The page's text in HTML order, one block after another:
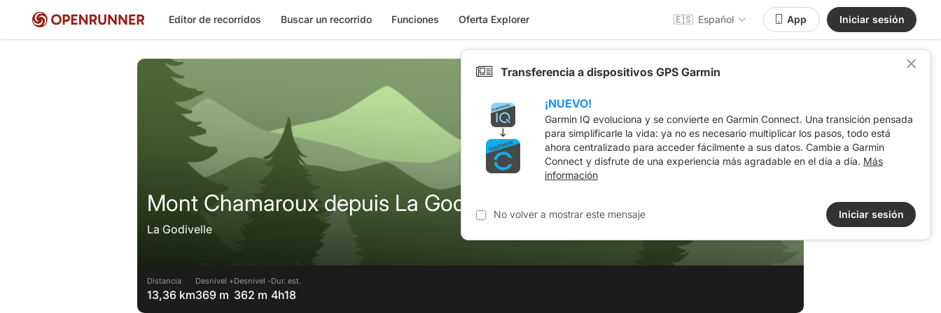
Editor de recorridos Buscar un recorrido Funciones Oferta Explorer 🇪🇸 Español App Iniciar sesión
Mont Chamaroux depuis La Godivelle
La Godivelle
Distancia
13,36 km
Desnivel +
369 m
Desnivel -
362 m
Dur. est.
4h18
Transferencia a dispositivos GPS Garmin
¡NUEVO!
Garmin IQ evoluciona y se convierte en Garmin Connect. Una transición pensada
para simplificarle la vida: ya no es necesario multiplicar los pasos, todo está
ahora centralizado para acceder fácilmente a sus datos. Cambie a Garmin
Connect y disfrute de una experiencia más agradable en el día a día. Más
información
No volver a mostrar este mensaje Iniciar sesión